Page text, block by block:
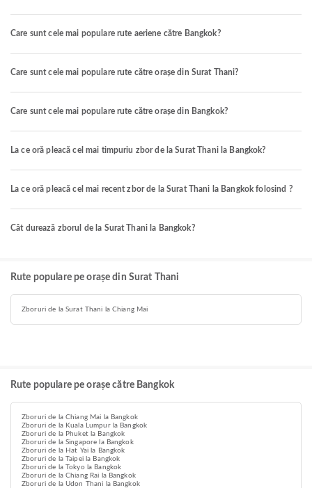
Care sunt cele mai populare rute aeriene către Bangkok?
Care sunt cele mai populare rute către orașe din Surat Thani?
Care sunt cele mai populare rute către orașe din Bangkok?
La ce oră pleacă cel mai timpuriu zbor de la Surat Thani la Bangkok?
La ce oră pleacă cel mai recent zbor de la Surat Thani la Bangkok folosind ?
Cât durează zborul de la Surat Thani la Bangkok?
Rute populare pe orașe din Surat Thani
Zboruri de la Surat Thani la Chiang Mai
Rute populare pe orașe către Bangkok
Zboruri de la Chiang Mai la Bangkok
Zboruri de la Kuala Lumpur la Bangkok
Zboruri de la Phuket la Bangkok
Zboruri de la Singapore la Bangkok
Zboruri de la Hat Yai la Bangkok
Zboruri de la Taipei la Bangkok
Zboruri de la Tokyo la Bangkok
Zboruri de la Chiang Rai la Bangkok
Zboruri de la Udon Thani la Bangkok